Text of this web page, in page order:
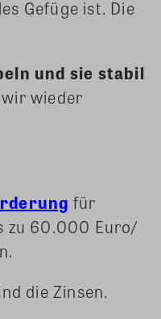
Gefüge ist. Die
und sie stabil
wieder
für
zu 60.000 Euro/
die Zinsen.